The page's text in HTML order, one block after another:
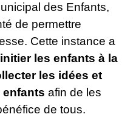
des Enfants,
de permettre
Cette instance a
initier les enfants à la
les idées et
enfants afin de les
de tous.